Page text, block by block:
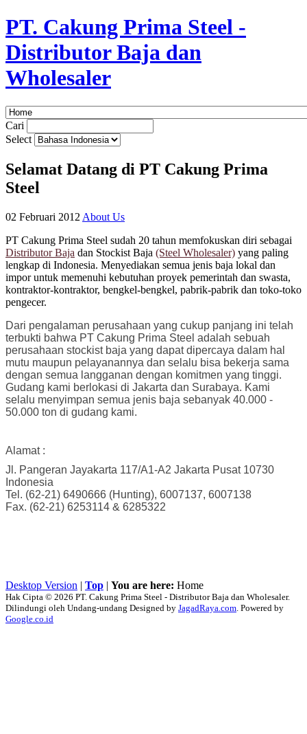
PT. Cakung Prima Steel -
Distributor Baja dan
Wholesaler
Cari
Select
Selamat Datang di PT Cakung Prima
Steel
02 Februari 2012 About Us
PT Cakung Prima Steel sudah 20 tahun memfokuskan diri sebagai
Distributor Baja dan Stockist Baja (Steel Wholesaler) yang paling
lengkap di Indonesia. Menyediakan semua jenis baja lokal dan
impor untuk memenuhi kebutuhan proyek pemerintah dan swasta,
kontraktor-kontraktor, bengkel-bengkel, pabrik-pabrik dan toko-toko
pengecer.
Dari pengalaman perusahaan yang cukup panjang ini telah
terbukti bahwa PT Cakung Prima Steel adalah sebuah
perusahaan stockist baja yang dapat dipercaya dalam hal
mutu maupun pelayanannya dan selalu bisa bekerja sama
dengan semua langganan dengan komitmen yang tinggi.
Gudang kami berlokasi di Jakarta dan Surabaya. Kami
selalu menyimpan semua jenis baja sebanyak 40.000 -
50.000 ton di gudang kami.
Alamat :
Jl. Pangeran Jayakarta 117/A1-A2 Jakarta Pusat 10730
Indonesia
Tel. (62-21) 6490666 (Hunting), 6007137, 6007138
Fax. (62-21) 6253114 & 6285322
Desktop Version | Top | You are here: Home
Hak Cipta © 2026 PT. Cakung Prima Steel - Distributor Baja dan Wholesaler.
Dilindungi oleh Undang-undang Designed by JagadRaya.com . Powered by
Google.co.id